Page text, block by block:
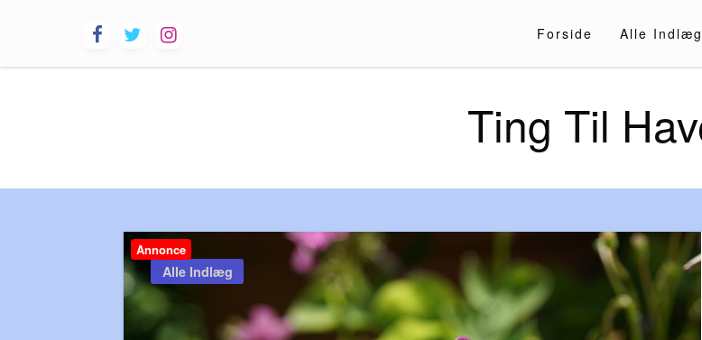
Forside Alle Indlæg
Ting Til
Annonce
Alle Indlæg